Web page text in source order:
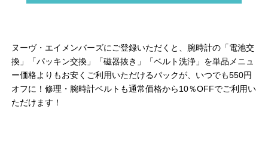
ヌーヴ・エイメンバーズにご登録いただくと、腕時計の「電池交
換」「パッキン交換」「磁器抜き」「ベルト洗浄」を単品メニュ
ー価格よりもお安くご利用いただけるパックが、いつでも550円
オフに！修理・腕時計ベルトも通常価格から10％OFFでご利用い
ただけます！